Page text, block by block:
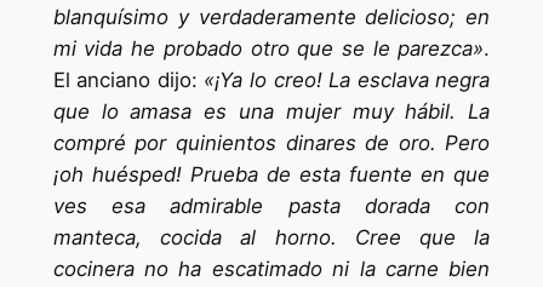
blanquísimo y verdaderamente delicioso; en
mi vida he probado otro que se le parezca».
El anciano dijo: «¡Ya lo creo! La esclava negra
que lo amasa es una mujer muy hábil. La
compré por quinientos dinares de oro. Pero
¡oh huésped! Prueba de esta fuente en que
ves esa admirable pasta dorada con
manteca, cocida al horno. Cree que la
cocinera no ha escatimado ni la carne bien